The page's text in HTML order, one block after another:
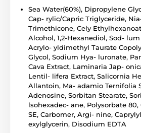
Sea Water(60%), Dipropylene
Cap- rylic/Capric Triglyceride,
Trimethicone, Cely
Alcohol, 1,2-Hexanediol, Sod-
Acrylo- yldimethyl Taurate
Glycol, Sodium Hya- luronate,
Cava Extract, Laminaria Jap-
Lentil- lifera Extract, Salicornia
Allantoin, Ma- adamio Ternifolia
Adenosine, Sorbitan Stearate,
lsohexadec- ane, Polysorbate 80,
SE, Carbomer, Argi- nine,
exylglycerin, Disodium EDTA